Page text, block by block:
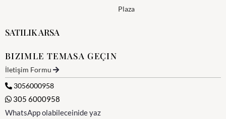
Plaza
SATILIK ARSA
BIZIMLE TEMASA GEÇIN
İletişim Formu
3056000958
305 6000958
WhatsApp olabileceinide yaz